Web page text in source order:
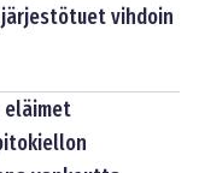
vihdoin
eläimet